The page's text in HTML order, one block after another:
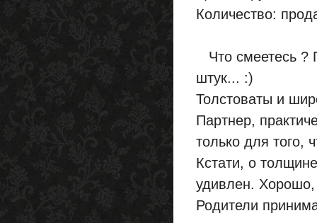
Количество:
Что смеетесь ?
штук... :)
Толстоваты и
Партнер,
только для того,
Кстати, о
удивлен. Хорошо,
Родители